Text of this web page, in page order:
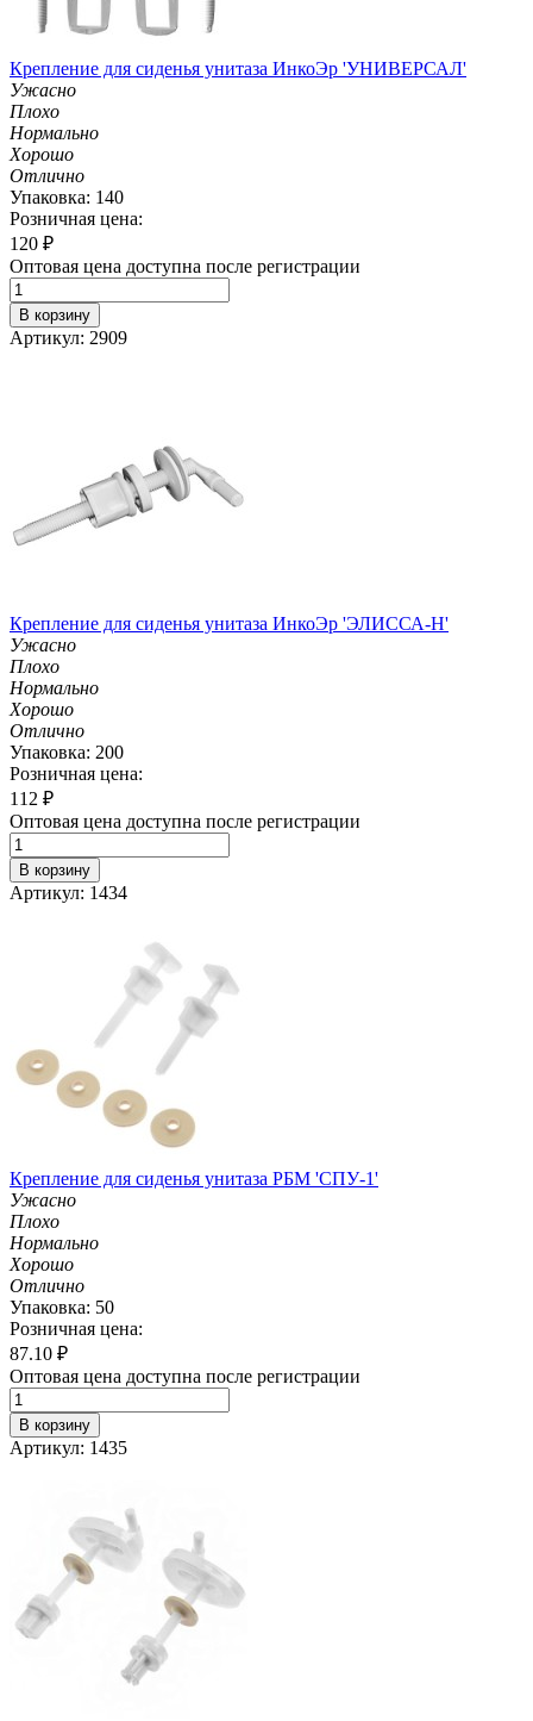
Крепление для сиденья унитаза ИнкоЭр 'УНИВЕРСАЛ'
Ужасно
Плохо
Нормально
Хорошо
Отлично
Упаковка: 140
Розничная цена:
120 ₽
Оптовая цена доступна после регистрации
В корзину
Артикул: 2909
Крепление для сиденья унитаза ИнкоЭр 'ЭЛИССА-Н'
Ужасно
Плохо
Нормально
Хорошо
Отлично
Упаковка: 200
Розничная цена:
112 ₽
Оптовая цена доступна после регистрации
В корзину
Артикул: 1434
Крепление для сиденья унитаза РБМ 'СПУ-1'
Ужасно
Плохо
Нормально
Хорошо
Отлично
Упаковка: 50
Розничная цена:
87.10 ₽
Оптовая цена доступна после регистрации
В корзину
Артикул: 1435